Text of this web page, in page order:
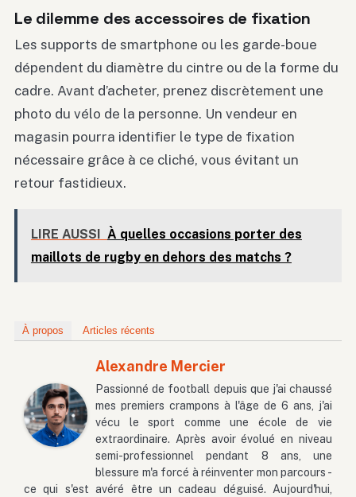
Le dilemme des accessoires de fixation
Les supports de smartphone ou les garde-boue
dépendent du diamètre du cintre ou de la forme du
cadre. Avant d’acheter, prenez discrètement une
photo du vélo de la personne. Un vendeur en
magasin pourra identifier le type de fixation
nécessaire grâce à ce cliché, vous évitant un
retour fastidieux.
LIRE AUSSI À quelles occasions porter des
maillots de rugby en dehors des matchs ?
À propos Articles récents
Alexandre Mercier
Passionné de football depuis que j'ai chaussé
mes premiers crampons à l'âge de 6 ans, j'ai
vécu le sport comme une école de vie
extraordinaire. Après avoir évolué en niveau
semi-professionnel pendant 8 ans, une
blessure m'a forcé à réinventer mon parcours -
ce qui s'est avéré être un cadeau déguisé. Aujourd'hui,